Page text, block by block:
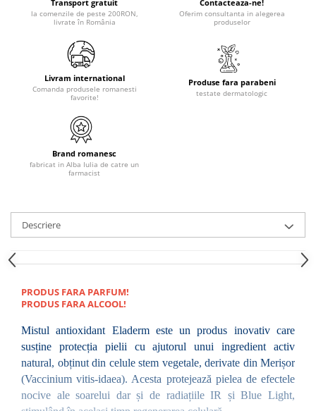
Transport gratuit
la comenzile de peste 200RON,
livrate în România
Contacteaza-ne!
Oferim consultanta in alegerea
produselor
Livram international
Comanda produsele romanesti
favorite!
Produse fara parabeni
testate dermatologic
Brand romanesc
fabricat in Alba Iulia de catre un
farmacist
Descriere
PRODUS FARA PARFUM!
PRODUS FARA ALCOOL!
Mistul antioxidant Eladerm este un produs inovativ care
susține protecția pielii cu ajutorul unui ingredient activ
natural, obținut din celule stem vegetale, derivate din Merișor
(Vaccinium vitis-idaea). Acesta protejează pielea de efectele
nocive ale soarelui dar și de radiațiile IR și Blue Light,